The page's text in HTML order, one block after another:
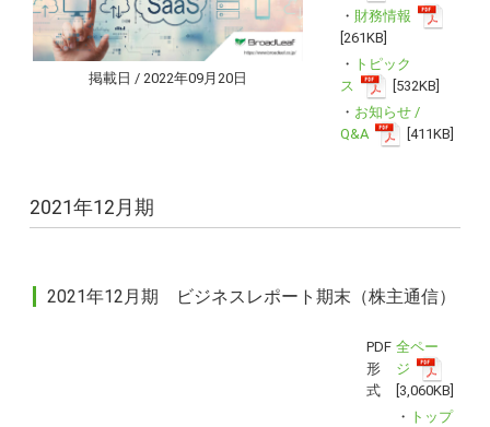
掲載日 / 2022年09月20日
・ 財務情報
[261KB]
・ トピック
ス
[532KB]
・ お知らせ /
Q&A
[411KB]
2021年12月期
2021年12月期 ビジネスレポート期末（株主通信）
PDF
形
式
全ペー
ジ
[3,060KB]
・ トップ